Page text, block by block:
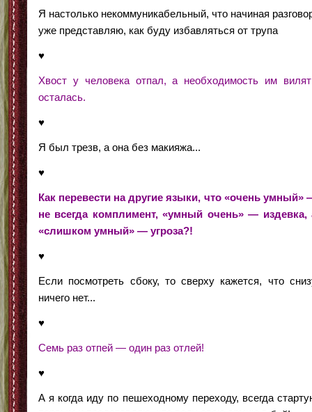
Я настолько некоммуникабельный, что начиная
уже представляю, как буду избавляться от трупа
♥
Хвост у человека отпал, а необходимость им
осталась.
♥
Я был трезв, а она без макияжа...
♥
Как перевести на другие языки, что «очень умный»
не всегда комплимент, «умный очень» — издевка,
«слишком умный» — угроза?!
♥
Если посмотреть сбоку, то сверху кажется, что
ничего нет...
♥
Семь раз отпей — один раз отлей!
♥
А я когда иду по пешеходному переходу, всегда